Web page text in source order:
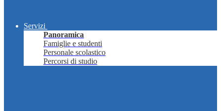
Servizi
Panoramica
Famiglie e studenti
Personale scolastico
Percorsi di studio